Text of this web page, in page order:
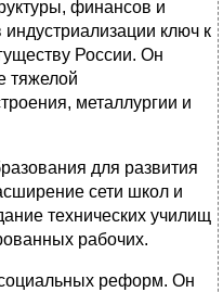
финансов и
ключ к
России. Он
тяжелой
металлургии и
для развития
сети школ и
технических училищ
рабочих.
реформ. Он